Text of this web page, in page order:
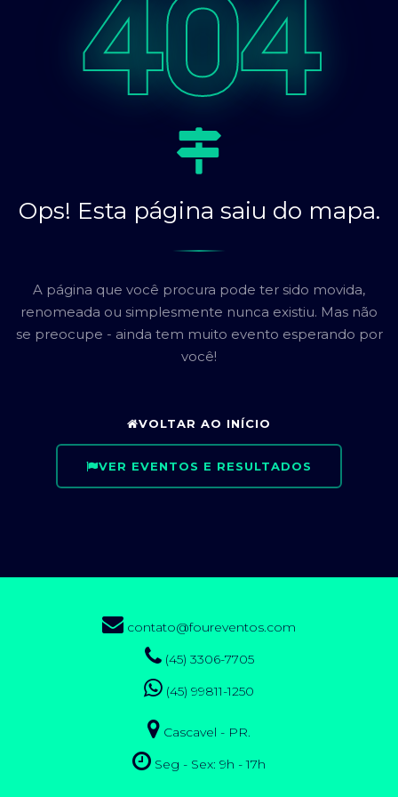
404
Ops! Esta página saiu do mapa.
A página que você procura pode ter sido movida,
renomeada ou simplesmente nunca existiu. Mas não
se preocupe - ainda tem muito evento esperando por
você!
VOLTAR AO INÍCIO
VER EVENTOS E RESULTADOS
contato@foureventos.com
(45) 3306-7705
(45) 99811-1250
Cascavel - PR.
Seg - Sex: 9h - 17h